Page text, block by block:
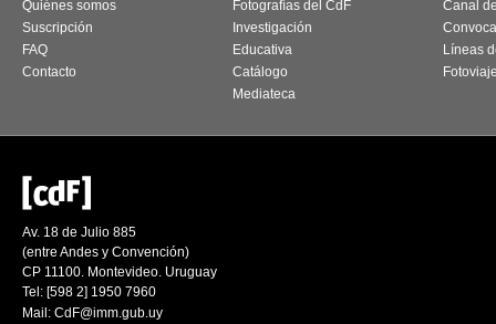
Quiénes somos
Suscripción
FAQ
Contacto
Fotografías del CdF
Investigación
Educativa
Catálogo
Mediateca
Canal
Líneas
Av. 18 de Julio 885
(entre Andes y Convención)
CP 11100. Montevideo. Uruguay
Tel: [598 2] 1950 7960
Mail: CdF@imm.gub.uy